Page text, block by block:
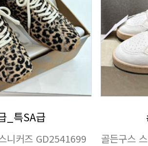
_특SA급
니커즈 GD2541699